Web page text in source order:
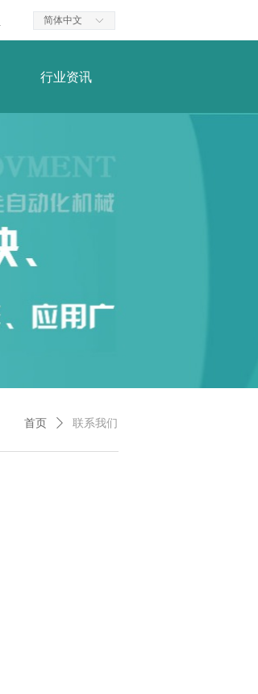
行业资讯
ꀅ
简体中文
首页 ꄲ 联系我们